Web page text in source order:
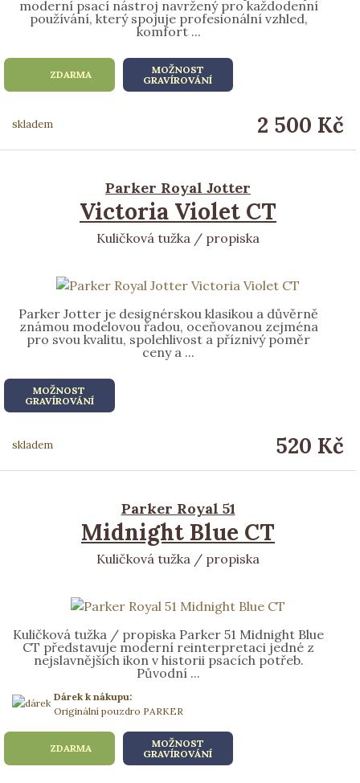
moderní psací nástroj navržený pro každodenní
používání, který spojuje profesionální vzhled,
komfort ...
ZDARMA
MOŽNOST
GRAVÍROVÁNÍ
skladem 2 500 Kč
Parker Royal Jotter
Victoria Violet CT
Kuličková tužka / propiska
Parker Jotter je designérskou klasikou a důvěrně
známou modelovou řadou, oceňovanou zejména
pro svou kvalitu, spolehlivost a příznivý poměr
ceny a ...
MOŽNOST
GRAVÍROVÁNÍ
skladem 520 Kč
Parker Royal 51
Midnight Blue CT
Kuličková tužka / propiska
Kuličková tužka / propiska Parker 51 Midnight Blue
CT představuje moderní reinterpretaci jedné z
nejslavnějších ikon v historii psacích potřeb.
Původní ...
Dárek k nákupu:
Originální pouzdro PARKER
ZDARMA
MOŽNOST
GRAVÍROVÁNÍ